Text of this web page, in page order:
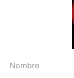
Nombre